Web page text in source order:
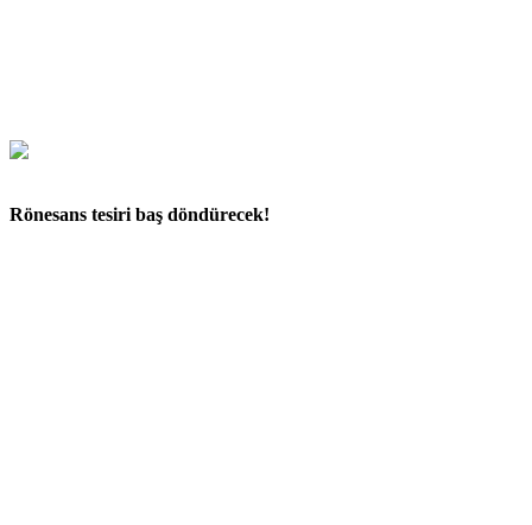
Rönesans tesiri baş döndürecek!